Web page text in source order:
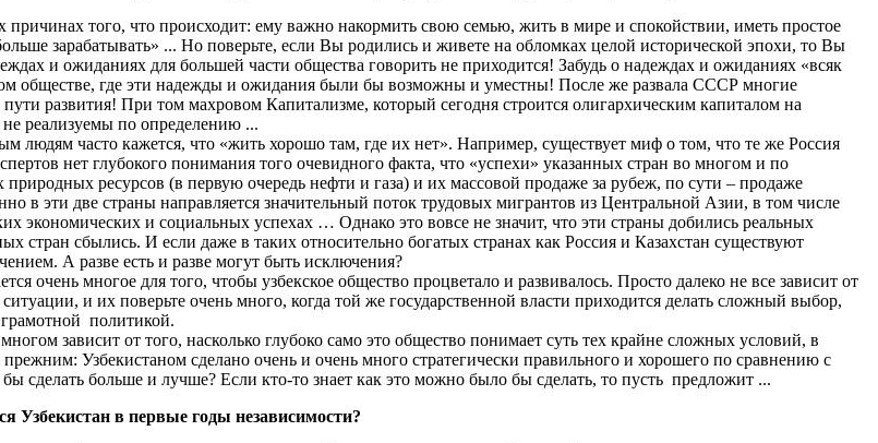
того, что происходит: ему важно накормить свою семью, жить в мире и спокойствии, иметь простое
зарабатывать» ... Но поверьте, если Вы родились и живете на обломках целой исторической эпохи, то Вы
и ожиданиях для большей части общества говорить не приходится! Забудь о надеждах и ожиданиях «всяк
обществе, где эти надежды и ожидания были бы возможны и уместны! После же развала СССР многие
развития! При том махровом Капитализме, который сегодня строится олигархическим капиталом на
реализуемы по определению ...
людям часто кажется, что «жить хорошо там, где их нет». Например, существует миф о том, что те же Россия
нет глубокого понимания того очевидного факта, что «успехи» указанных стран во многом и по
ресурсов (в первую очередь нефти и газа) и их массовой продаже за рубеж, по сути – продаже
в эти две страны направляется значительный поток трудовых мигрантов из Центральной Азии, в том числе
экономических и социальных успехах … Однако это вовсе не значит, что эти страны добились реальных
стран сбылись. И если даже в таких относительно богатых странах как Россия и Казахстан существуют
А разве есть и разве могут быть исключения?
очень многое для того, чтобы узбекское общество процветало и развивалось. Просто далеко не все зависит от
и их поверьте очень много, когда той же государственной власти приходится делать сложный выбор,
грамотной политикой.
зависит от того, насколько глубоко само это общество понимает суть тех крайне сложных условий, в
Узбекистаном сделано очень и очень много стратегически правильного и хорошего по сравнению с
больше и лучше? Если кто-то знает как это можно было бы сделать, то пусть предложит ...
Узбекистан в первые годы независимости?